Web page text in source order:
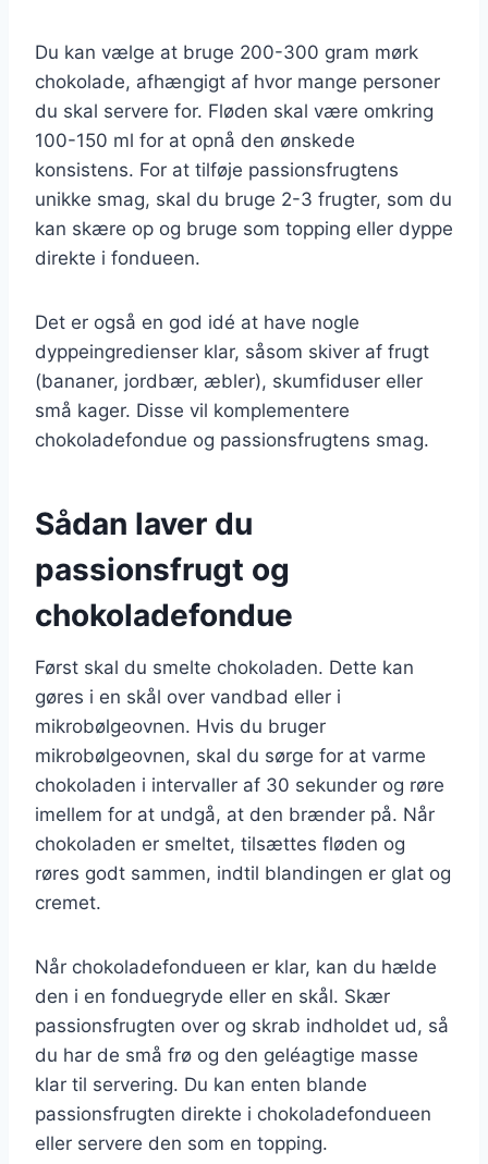
Du kan vælge at bruge 200-300 gram mørk
chokolade, afhængigt af hvor mange personer
du skal servere for. Fløden skal være omkring
100-150 ml for at opnå den ønskede
konsistens. For at tilføje passionsfrugtens
unikke smag, skal du bruge 2-3 frugter, som du
kan skære op og bruge som topping eller dyppe
direkte i fondueen.
Det er også en god idé at have nogle
dyppeingredienser klar, såsom skiver af frugt
(bananer, jordbær, æbler), skumfiduser eller
små kager. Disse vil komplementere
chokoladefondue og passionsfrugtens smag.
Sådan laver du
passionsfrugt og
chokoladefondue
Først skal du smelte chokoladen. Dette kan
gøres i en skål over vandbad eller i
mikrobølgeovnen. Hvis du bruger
mikrobølgeovnen, skal du sørge for at varme
chokoladen i intervaller af 30 sekunder og røre
imellem for at undgå, at den brænder på. Når
chokoladen er smeltet, tilsættes fløden og
røres godt sammen, indtil blandingen er glat og
cremet.
Når chokoladefondueen er klar, kan du hælde
den i en fonduegryde eller en skål. Skær
passionsfrugten over og skrab indholdet ud, så
du har de små frø og den geléagtige masse
klar til servering. Du kan enten blande
passionsfrugten direkte i chokoladefondueen
eller servere den som en topping.